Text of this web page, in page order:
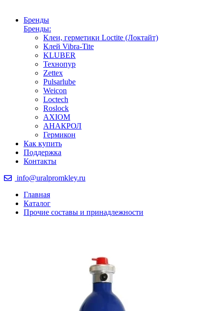
Бренды
Бренды:
Клеи, герметики Loctite (Локтайт)
Клей Vibra-Tite
KLUBER
Технопур
Zettex
Pulsarlube
Weicon
Loctech
Roslock
AXIOM
АНАКРОЛ
Гермикон
Как купить
Поддержка
Контакты
info@uralpromkley.ru
Главная
Каталог
Прочие составы и принадлежности